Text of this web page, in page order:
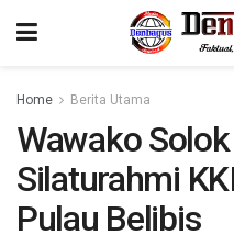
Home Berita Utama
Wawako
Silaturahmi
Pulau Belibis